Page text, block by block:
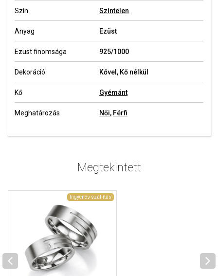
Szín Színtelen
Anyag Ezüst
Ezüst finomsága 925/1000
Dekoráció Kővel, Kő nélkül
Kő Gyémánt
Meghatározás Női, Férfi
Megtekintett
Ingyenes szállítás